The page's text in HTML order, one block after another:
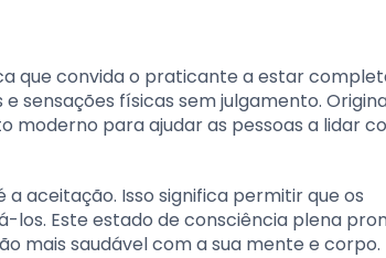
que convida o praticante a estar
sensações físicas sem julgamento.
moderno para ajudar as pessoas a lidar
aceitação. Isso significa permitir que os
Este estado de consciência plena
mais saudável com a sua mente e corpo.